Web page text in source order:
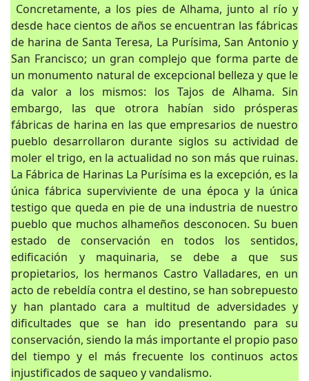
Concretamente, a los pies de Alhama, junto al río y
desde hace cientos de años se encuentran las fábricas
de harina de Santa Teresa, La Purísima, San Antonio y
San Francisco; un gran complejo que forma parte de
un monumento natural de excepcional belleza y que le
da valor a los mismos: los Tajos de Alhama. Sin
embargo, las que otrora habían sido prósperas
fábricas de harina en las que empresarios de nuestro
pueblo desarrollaron durante siglos su actividad de
moler el trigo, en la actualidad no son más que ruinas.
La Fábrica de Harinas La Purísima es la excepción, es la
única fábrica superviviente de una época y la única
testigo que queda en pie de una industria de nuestro
pueblo que muchos alhameños desconocen. Su buen
estado de conservación en todos los sentidos,
edificación y maquinaria, se debe a que sus
propietarios, los hermanos Castro Valladares, en un
acto de rebeldía contra el destino, se han sobrepuesto
y han plantado cara a multitud de adversidades y
dificultades que se han ido presentando para su
conservación, siendo la más importante el propio paso
del tiempo y el más frecuente los continuos actos
injustificados de saqueo y vandalismo.